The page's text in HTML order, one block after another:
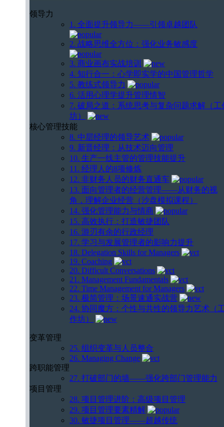
领导力
1. 全面提升领导力——引领卓越团队
2. 战略思维全方位：强化业务敏感度
3. 商业画布实战培训
4. 知行合一：心学即实学的中国管理哲学
5. 教练式领导力
6. 活用心理学提升管理情智
7. 破局之道：系统思考与复杂问题求解（工
坊）
核心管理技能
8. 中层经理的领导艺术
9. 新晋经理：从技术迈向管理
10. 生产一线主管的管理技能提升
11. 经理人的8项修炼
12. 非财务人员的财务直通车
13. 面向管理者的经营管理——从财务的视
角，理解企业经营（沙盘模拟课程）
14. 强化管理能力与情商
15. 高效执行：打造敏捷团队
16. 游刃有余的行政经理
17. 学习与发展管理者的影响力提升
18. Delegation Skills for Managers
19. Coaching
20. Difficult Conversations
21. Management Fundamentals
22. Time Management for Managers
23. 极简管理：场景速通实战营
24. 协同魔方：个性与共性的领导力艺术（
作坊）
变革管理
25. 组织变革与人员整合
26. Managing Change
跨职能管理
27. 打破部门的墙——强化跨部门管理能力
项目管理
28. 项目管理进阶：高级项目管理
29. 项目管理要素精解
30. 敏捷项目管理——超越传统